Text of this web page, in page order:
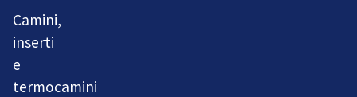
Camini,
inserti
e
termocamini